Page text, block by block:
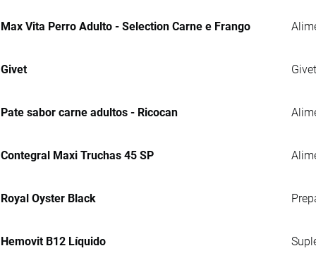
Max Vita Perro Adulto - Selection Carne e Frango
Givet
Pate sabor carne adultos - Ricocan
Contegral Maxi Truchas 45 SP
Royal Oyster Black
Hemovit B12 Líquido